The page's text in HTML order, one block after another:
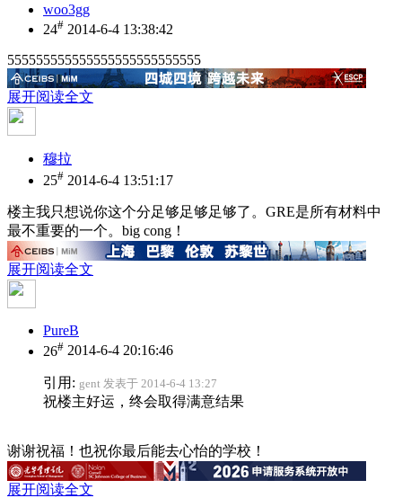
woo3gg
24# 2014-6-4 13:38:42
555555555555555555555555555
展开阅读全文
穆拉
25# 2014-6-4 13:51:17
楼主我只想说你这个分足够足够足够了。GRE是所有材料中
最不重要的一个。big cong！
展开阅读全文
PureB
26# 2014-6-4 20:16:46
引用: gent 发表于 2014-6-4 13:27
祝楼主好运，终会取得满意结果
谢谢祝福！也祝你最后能去心怡的学校！
展开阅读全文